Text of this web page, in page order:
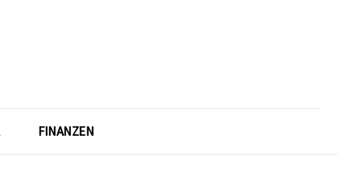
FINANZEN